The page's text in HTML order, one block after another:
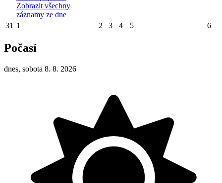
Zobrazit všechny
záznamy ze dne
31 1 2 3 4 5 6
Počasí
dnes, sobota 8. 8. 2026